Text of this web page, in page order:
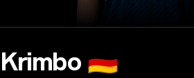
Krimbo 🇩🇪